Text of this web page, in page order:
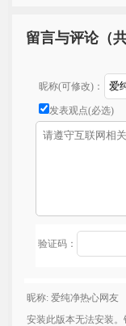
留言与评论（
昵称(可修改)：
发表观点(必选)
验证码：
昵称: 爱纯净热心网友
安装此版本无法安装